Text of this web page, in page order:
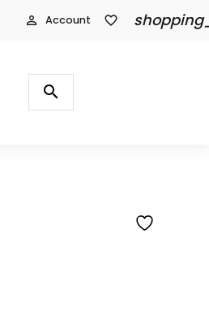
person_outline Account favorite_border
Producten
zoeken
search